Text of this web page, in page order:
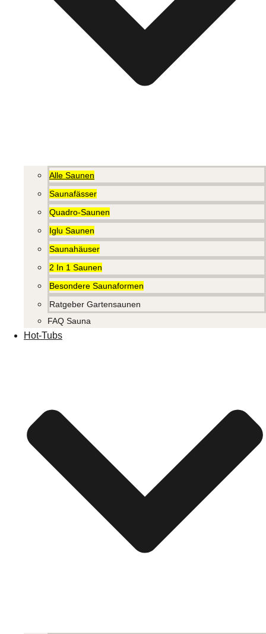
Alle Saunen
Saunafässer
Quadro-Saunen
Iglu Saunen
Saunahäuser
2 In 1 Saunen
Besondere Saunaformen
Ratgeber Gartensaunen
FAQ Sauna
Hot-Tubs